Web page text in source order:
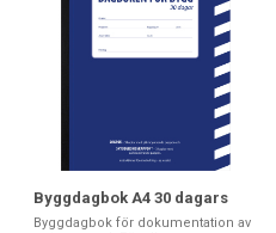
Byggdagbok A4 30 dagars
Byggdagbok för dokumentation av